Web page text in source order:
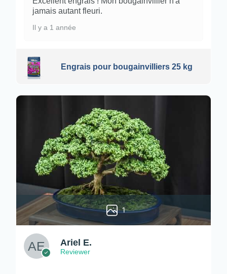
jamais autant fleuri.
Il y a 1 année
Engrais pour bougainvilliers 25 kg
1
Ariel E.
Reviewer